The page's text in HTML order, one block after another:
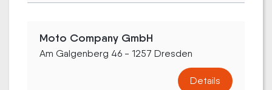
Moto Company GmbH
Am Galgenberg 46 - 1257 Dresden
Details